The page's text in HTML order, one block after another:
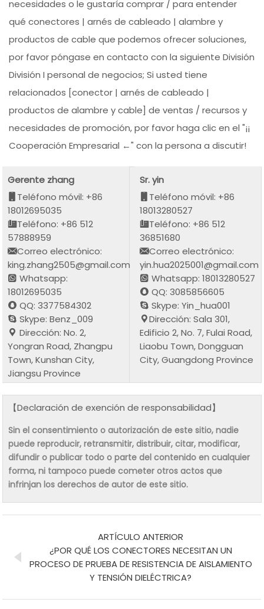
necesidades o le gustaría comprar / para entender
qué conectores | arnés de cableado | alambre y
productos de cable que podemos ofrecer soluciones,
por favor póngase en contacto con la siguiente División
División I personal de negocios; Si usted tiene
relacionados [conector | arnés de cableado |
productos de alambre y cable] de ventas / recursos y
necesidades de promoción, por favor haga clic en el "¡¡
Cooperación Empresarial ←" con la persona a discutir!
Gerente zhang
Teléfono móvil: +86
18012695035
Teléfono: +86 512
57888959
Correo electrónico:
king.zhang2505@gmail.com
Whatsapp:
18012695035
QQ: 3377584302
Skype: Benz_009
Dirección: No. 2,
Yongran Road, Zhangpu
Town, Kunshan City,
Jiangsu Province
Sr. yin
Teléfono móvil: +86
18013280527
Teléfono: +86 512
36851680
Correo electrónico:
yin.hua2025001@gmail.com
Whatsapp: 18013280527
QQ: 3085856605
Skype: Yin_hua001
Dirección: Sala 301,
Edificio 2, No. 7, Fulai Road,
Liaobu Town, Dongguan
City, Guangdong Province
【Declaración de exención de responsabilidad】
Sin el consentimiento o autorización de este sitio, nadie
puede reproducir, retransmitir, distribuir, citar, modificar,
difundir o publicar todo o parte del contenido en cualquier
forma, ni tampoco puede cometer otros actos que
infrinjan los derechos de autor de este sitio.
ARTÍCULO ANTERIOR
¿POR QUÉ LOS CONECTORES NECESITAN UN
PROCESO DE PRUEBA DE RESISTENCIA DE AISLAMIENTO
Y TENSIÓN DIELÉCTRICA?